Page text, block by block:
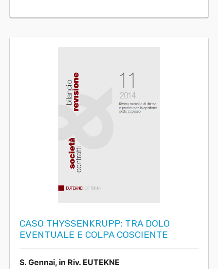
CASO THYSSENKRUPP: TRA DOLO
EVENTUALE E COLPA COSCIENTE
S. Gennai, in Riv. EUTEKNE